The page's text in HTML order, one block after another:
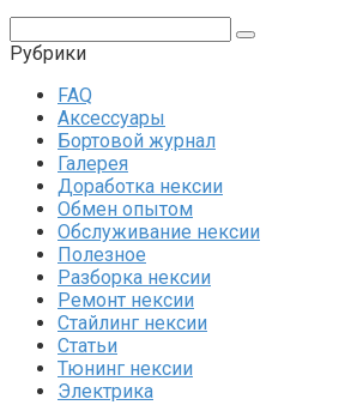
Рубрики
FAQ
Аксессуары
Бортовой журнал
Галерея
Доработка нексии
Обмен опытом
Обслуживание нексии
Полезное
Разборка нексии
Ремонт нексии
Стайлинг нексии
Статьи
Тюнинг нексии
Электрика